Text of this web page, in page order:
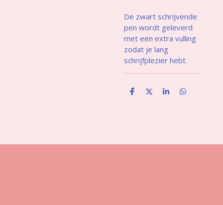
De zwart schrijvende
pen wordt geleverd
met een extra vulling
zodat je lang
schrijfplezier hebt.
D
D
S
D